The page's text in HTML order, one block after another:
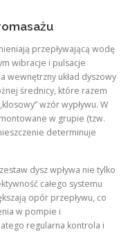
przepływającą wodę
wibracje i pulsacje
wewnętrzny układ dyszowy
średnicy, które razem
wzór wypływu. W
w grupie (tzw.
determinuje
dysz wpływa nie tylko
całego systemu
opór przepływu, co
w pompie i
regularna kontrola i